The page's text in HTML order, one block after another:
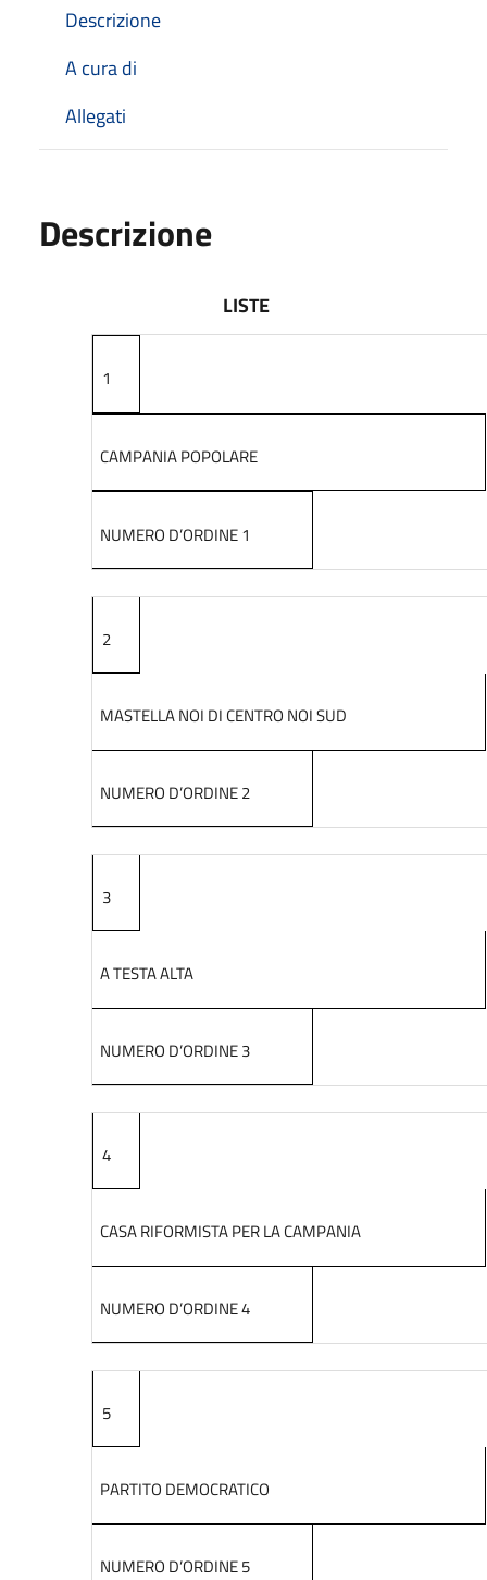
Descrizione
A cura di
Allegati
Descrizione
LISTE
1
CAMPANIA POPOLARE
NUMERO D’ORDINE 1
2
MASTELLA NOI DI CENTRO NOI SUD
NUMERO D’ORDINE 2
3
A TESTA ALTA
NUMERO D’ORDINE 3
4
CASA RIFORMISTA PER LA CAMPANIA
NUMERO D’ORDINE 4
5
PARTITO DEMOCRATICO
NUMERO D’ORDINE 5